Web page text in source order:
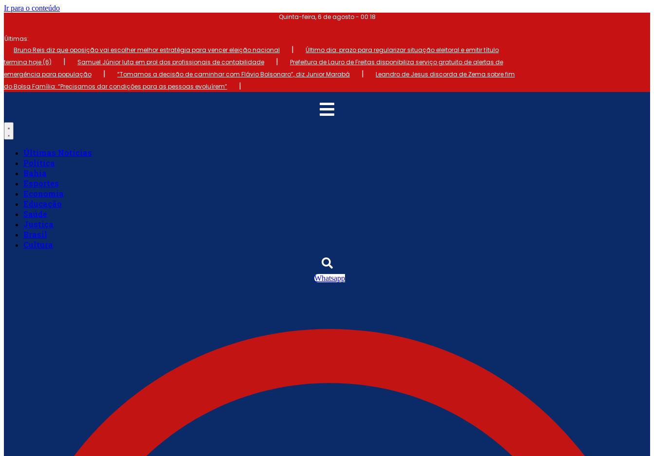
Ir para o conteúdo
Quinta-feira, 6 de agosto - 00:18
Últimas:
Bruno Reis diz que oposição vai escolher melhor estratégia para vencer eleição nacional
|
Último dia: prazo para regularizar situação eleitoral e emitir título
termina hoje (6)
| Samuel Júnior luta em prol dos profissionais de contabilidade |
Prefeitura de Lauro de Freitas disponibiliza serviço gratuito de alertas de
emergência para população
| “Tomamos a decisão de caminhar com Flávio Bolsonaro”, diz Junior Marabá |
Leandro de Jesus discorda de Zema sobre fim
do Bolsa Família: “Precisamos dar condições para as pessoas evoluírem”
|
Últimas Notícias
Política
Bahia
Esportes
Economia
Educação
Saúde
Justiça
Brasil
Cultura
Whatsapp